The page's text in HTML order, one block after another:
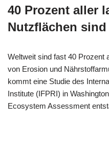
40 Prozent aller
Nutzflächen
Weltweit sind fast 40 Prozent
von Erosion und
kommt eine Studie des
Institute (IFPRI) in
Ecosystem Assessment